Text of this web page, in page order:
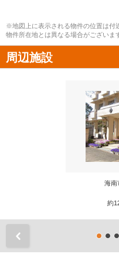
※地図上に表示される物件の位置は付
物件所在地とは異なる場合がございま
周辺施設
海南
約